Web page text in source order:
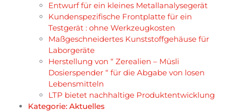
Entwurf für ein kleines Metallanalysegerät
Kundenspezifische Frontplatte für ein
Testgerät : ohne Werkzeugkosten
Maßgeschneidertes Kunststoffgehäuse für
Laborgeräte
Herstellung von “ Zerealien – Müsli
Dosierspender “ für die Abgabe von losen
Lebensmitteln
LTP bietet nachhaltige Produktentwicklung
Kategorie: Aktuelles